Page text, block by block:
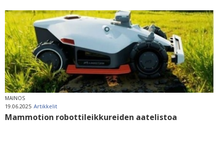
MAINOS
19.06.2025 Artikkelit
Mammotion robottileikkureiden aatelistoa